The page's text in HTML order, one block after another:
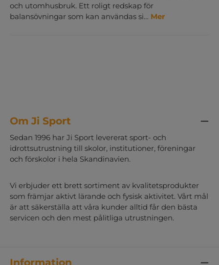
och utomhusbruk. Ett roligt redskap för
balansövningar som kan användas si… Mer
Om Ji Sport
Sedan 1996 har Ji Sport levererat sport- och
idrottsutrustning till skolor, institutioner, föreningar
och förskolor i hela Skandinavien.
Vi erbjuder ett brett sortiment av kvalitetsprodukter
som främjar aktivt lärande och fysisk aktivitet. Vårt mål
är att säkerställa att våra kunder alltid får den bästa
servicen och den mest pålitliga utrustningen.
Information